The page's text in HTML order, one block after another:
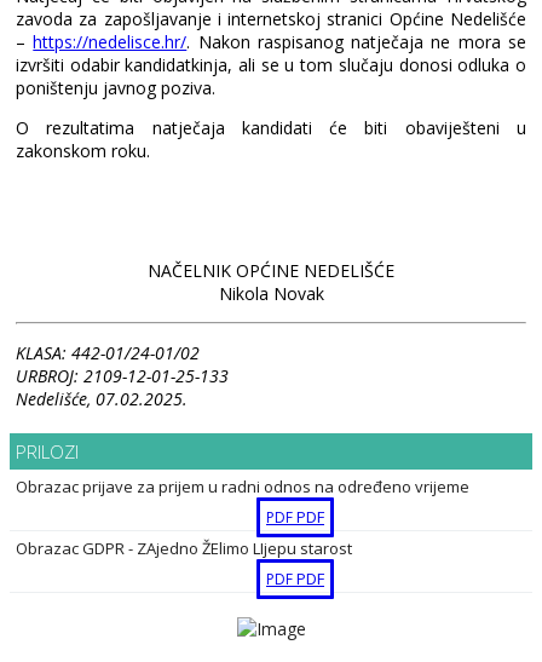
zavoda za zapošljavanje i internetskoj stranici Općine Nedelišće
–https://nedelisce.hr/. Nakon raspisanog natječaja ne mora se
izvršiti odabir kandidatkinja, ali se u tom slučaju donosi odluka o
poništenju javnog poziva.
O rezultatima natječaja kandidati će biti obaviješteni u
zakonskom roku.
NAČELNIK OPĆINE NEDELIŠĆE
Nikola Novak
KLASA: 442-01/24-01/02
URBROJ: 2109-12-01-25-133
Nedelišće, 07.02.2025.
PRILOZI
Obrazac prijave za prijem u radni odnos na određeno vrijeme
PDFPDF
Obrazac GDPR - ZAjedno ŽElimo LIjepu starost
PDFPDF